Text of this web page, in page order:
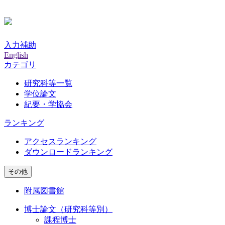
入力補助
English
カテゴリ
研究科等一覧
学位論文
紀要・学協会
ランキング
アクセスランキング
ダウンロードランキング
その他
附属図書館
博士論文（研究科等別）
課程博士